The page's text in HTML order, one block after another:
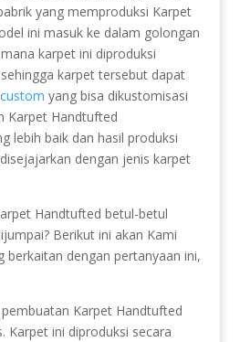
yang memproduksi Karpet
ini masuk ke dalam golongan
karpet ini diproduksi
karpet tersebut dapat
yang bisa dikustomisasi
Karpet Handtufted
lebih baik dan hasil produksi
dengan jenis karpet
Handtufted betul-betul
Berikut ini akan Kami
berkaitan dengan pertanyaan ini,
Karpet Handtufted
Karpet ini diproduksi secara